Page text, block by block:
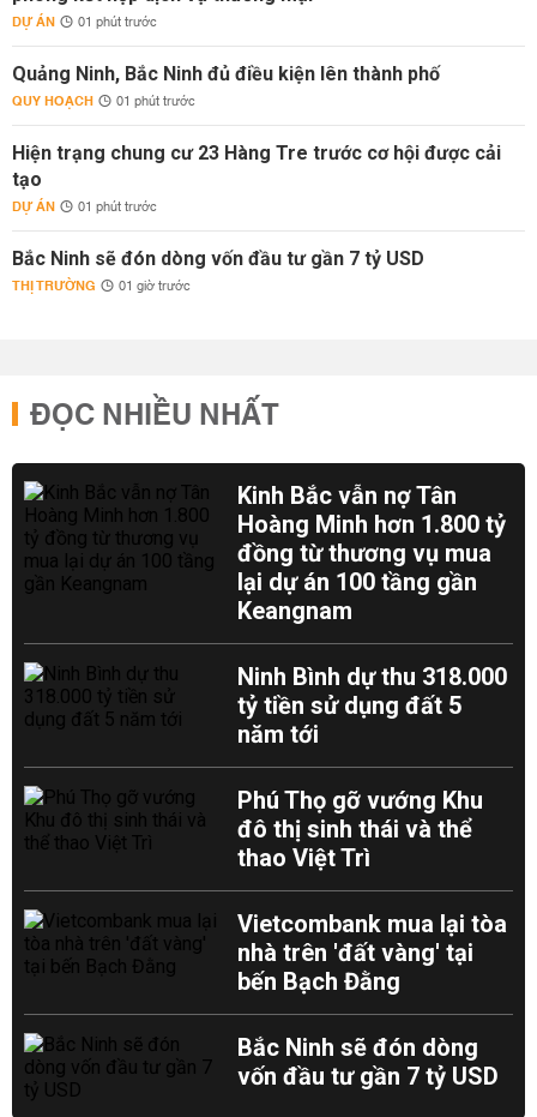
DỰ ÁN 01 phút trước
Quảng Ninh, Bắc Ninh đủ điều kiện lên thành phố
QUY HOẠCH 01 phút trước
Hiện trạng chung cư 23 Hàng Tre trước cơ hội được cải
tạo
DỰ ÁN 01 phút trước
Bắc Ninh sẽ đón dòng vốn đầu tư gần 7 tỷ USD
THỊ TRƯỜNG 01 giờ trước
ĐỌC NHIỀU NHẤT
Kinh Bắc vẫn nợ Tân
Hoàng Minh hơn 1.800 tỷ
đồng từ thương vụ mua
lại dự án 100 tầng gần
Keangnam
Ninh Bình dự thu 318.000
tỷ tiền sử dụng đất 5
năm tới
Phú Thọ gỡ vướng Khu
đô thị sinh thái và thể
thao Việt Trì
Vietcombank mua lại tòa
nhà trên 'đất vàng' tại
bến Bạch Đằng
Bắc Ninh sẽ đón dòng
vốn đầu tư gần 7 tỷ USD